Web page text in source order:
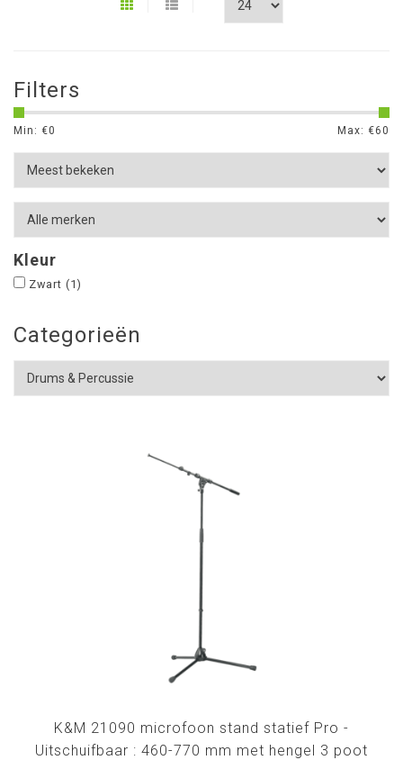
Filters
Min: €0 Max: €60
Kleur
Zwart (1)
Categorieën
K&M 21090 microfoon stand statief Pro -
Uitschuifbaar : 460-770 mm met hengel 3 poot